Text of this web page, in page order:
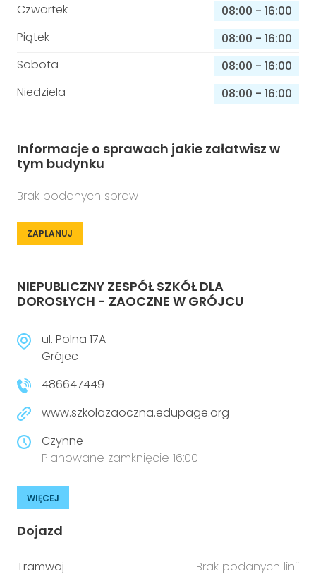
Czwartek
08:00 - 16:00
Piątek
08:00 - 16:00
Sobota
08:00 - 16:00
Niedziela
08:00 - 16:00
Informacje o sprawach jakie załatwisz w
tym budynku
Brak podanych spraw
ZAPLANUJ
NIEPUBLICZNY ZESPÓŁ SZKÓŁ DLA
DOROSŁYCH - ZAOCZNE W GRÓJCU
ul. Polna 17A
Grójec
486647449
www.szkolazaoczna.edupage.org
Czynne
Planowane zamknięcie 16:00
WIĘCEJ
Dojazd
Tramwaj Brak podanych linii